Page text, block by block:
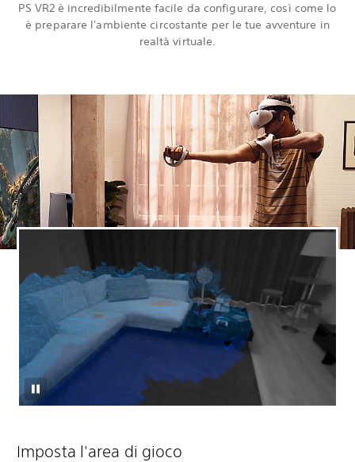
PS VR2 è incredibilmente facile da configurare, così come lo
è preparare l'ambiente circostante per le tue avventure in
realtà virtuale.
Imposta l'area di gioco